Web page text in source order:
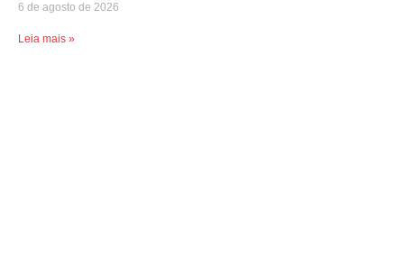
6 de agosto de 2026
Leia mais »